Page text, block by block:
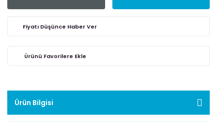
Fiyatı Düşünce Haber Ver
Ürün Bilgisi